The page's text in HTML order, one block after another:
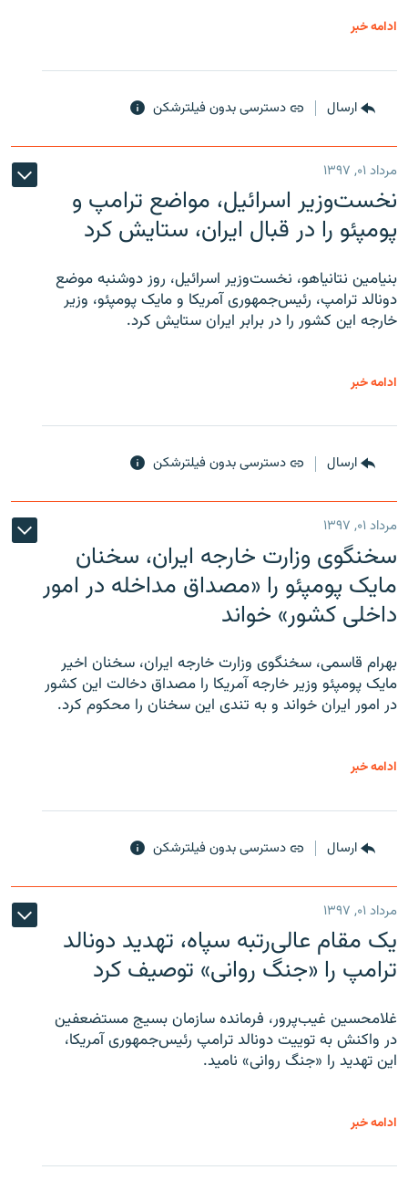
ادامه خبر
ارسال دسترسی بدون فیلترشکن
مرداد ۰۱, ۱۳۹۷
نخست‌وزیر اسرائیل، مواضع ترامپ و
پومپئو را در قبال ایران، ستایش کرد
بنیامین نتانیاهو، نخست‌وزیر اسرائیل، روز دوشنبه موضع
دونالد ترامپ، رئیس‌جمهوری آمریکا و مایک پومپئو، وزیر
خارجه این کشور را در برابر ایران ستایش کرد.
ادامه خبر
ارسال دسترسی بدون فیلترشکن
مرداد ۰۱, ۱۳۹۷
سخنگوی وزارت خارجه ایران، سخنان
مایک پومپئو را «مصداق مداخله در امور
داخلی کشور» خواند
بهرام قاسمی، سخنگوی وزارت خارجه ایران، سخنان اخیر
مایک پومپئو وزیر خارجه آمریکا را مصداق دخالت این کشور
در امور ایران خواند و به تندی این سخنان را محکوم کرد.
ادامه خبر
ارسال دسترسی بدون فیلترشکن
مرداد ۰۱, ۱۳۹۷
یک مقام عالی‌رتبه سپاه، تهدید دونالد
ترامپ را «جنگ روانی» توصیف کرد
غلامحسین غیب‌پرور، فرمانده سازمان بسیج مستضعفین
در واکنش به توییت دونالد ترامپ رئیس‌جمهوری آمریکا،
این تهدید را «جنگ روانی» نامید.
ادامه خبر